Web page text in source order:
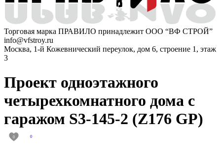
Торговая марка ПРАВИЛО принадлежит ООО “ВФ СТРОЙ”
info@vfstroy.ru
Москва, 1-й Кожевнический переулок, дом 6, строение 1, этаж
3
Проект одноэтажного
четырехкомнатного дома с
гаражом S3-145-2 (Z176 GP)
0 0